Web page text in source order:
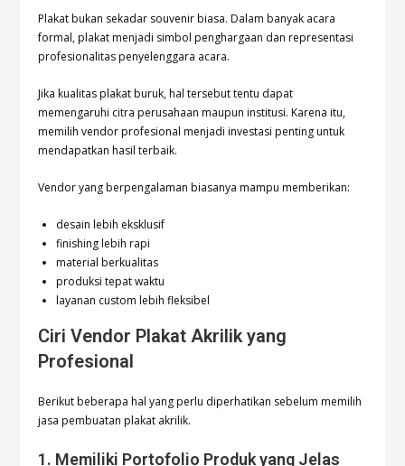
Plakat bukan sekadar souvenir biasa. Dalam banyak acara
formal, plakat menjadi simbol penghargaan dan representasi
profesionalitas penyelenggara acara.
Jika kualitas plakat buruk, hal tersebut tentu dapat
memengaruhi citra perusahaan maupun institusi. Karena itu,
memilih vendor profesional menjadi investasi penting untuk
mendapatkan hasil terbaik.
Vendor yang berpengalaman biasanya mampu memberikan:
desain lebih eksklusif
finishing lebih rapi
material berkualitas
produksi tepat waktu
layanan custom lebih fleksibel
Ciri Vendor Plakat Akrilik yang
Profesional
Berikut beberapa hal yang perlu diperhatikan sebelum memilih
jasa pembuatan plakat akrilik.
1. Memiliki Portofolio Produk yang Jelas